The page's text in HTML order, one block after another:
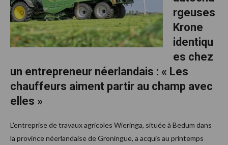
rgeuses
Krone
identiqu
es chez
un entrepreneur néerlandais : « Les
chauffeurs aiment partir au champ avec
elles »
L'entreprise de travaux agricoles Wieringa, située à Bedum dans
la province néerlandaise de Groningue, a acquis au printemps